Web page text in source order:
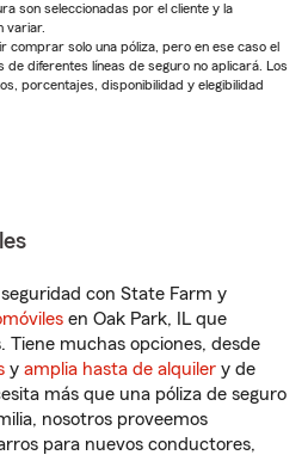
son seleccionadas por el cliente y la
variar.
comprar solo una póliza, pero en ese caso el
diferentes líneas de seguro no aplicará. Los
porcentajes, disponibilidad y elegibilidad
con State Farm y
en Oak Park, IL que
Tiene muchas opciones, desde
y amplia hasta de alquiler y de
más que una póliza de seguro
nosotros proveemos
para nuevos conductores,